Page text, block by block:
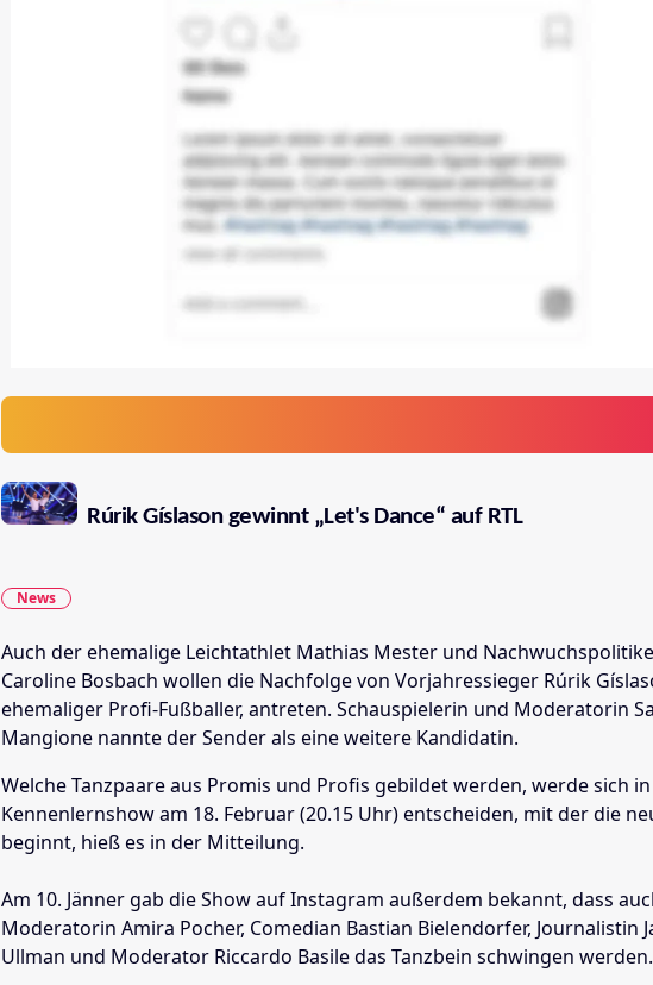
Rúrik Gíslason gewinnt „Let's Dance“ auf RTL
News
Auch der ehemalige Leichtathlet Mathias Mester und
Caroline Bosbach wollen die Nachfolge von Vorjahressieger Rúrik
ehemaliger Profi-Fußballer, antreten. Schauspielerin und Moderatorin
Mangione nannte der Sender als eine weitere Kandidatin.
Welche Tanzpaare aus Promis und Profis gebildet werden, werde sich
Kennenlernshow am 18. Februar (20.15 Uhr) entscheiden, mit der die
beginnt, hieß es in der Mitteilung.
Am 10. Jänner gab die Show auf Instagram außerdem bekannt, dass
Moderatorin Amira Pocher, Comedian Bastian Bielendorfer, Journalistin
Ullman und Moderator Riccardo Basile das Tanzbein schwingen